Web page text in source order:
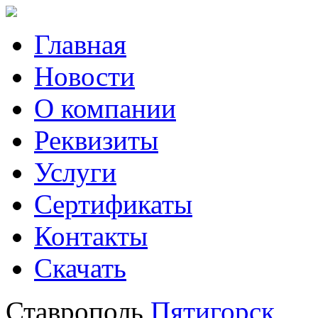
Главная
Новости
О компании
Реквизиты
Услуги
Сертификаты
Контакты
Скачать
Ставрополь Пятигорск